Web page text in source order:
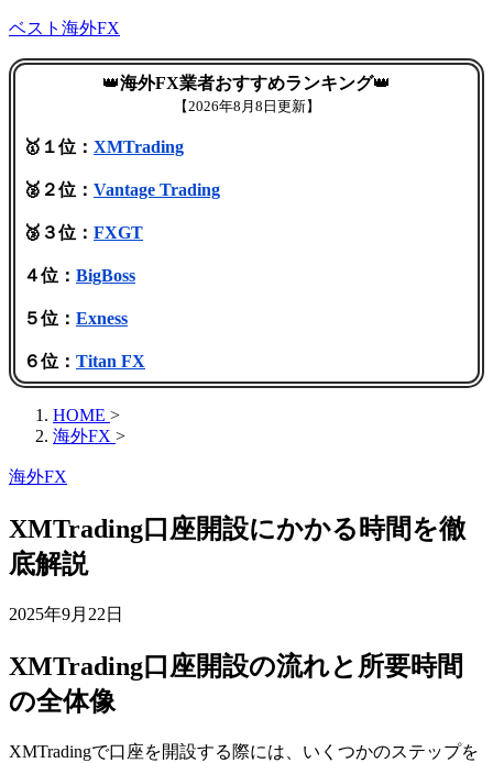
ベスト海外FX
👑海外FX業者おすすめランキング👑
【2026年8月8日更新】
🥇１位： XMTrading
🥈２位： Vantage Trading
🥉３位： FXGT
４位： BigBoss
５位： Exness
６位： Titan FX
HOME >
海外FX >
海外FX
XMTrading口座開設にかかる時間を徹
底解説
2025年9月22日
XMTrading口座開設の流れと所要時間
の全体像
XMTradingで口座を開設する際には、いくつかのステップを